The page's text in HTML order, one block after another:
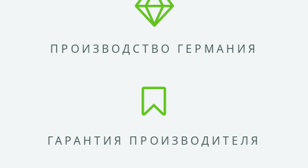
ПРОИЗВОДСТВО ГЕРМАНИЯ
ГАРАНТИЯ ПРОИЗВОДИТЕЛЯ